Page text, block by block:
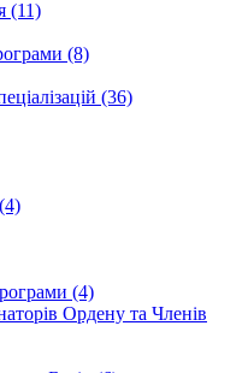
(11)
(8)
(36)
(4)
Ордену та Членів